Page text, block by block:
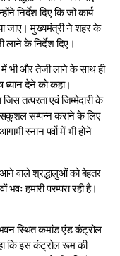
निर्देश दिए कि जो कार्य
जाए। मुख्यमंत्री ने शहर के
लाने के निर्देश दिए।
में भी और तेजी लाने के साथ ही
ध्यान देने को कहा।
जिस तत्परता एवं जिम्मेदारी के
सकुशल सम्पन्न कराने के लिए
स्नान पर्वो में भी होने
आने वाले श्रद्धालुओं को बेहतर
हमारी परम्परा रही है।
स्थित कमांड एंड कंट्रोल
कि इस कंट्रोल रूम की